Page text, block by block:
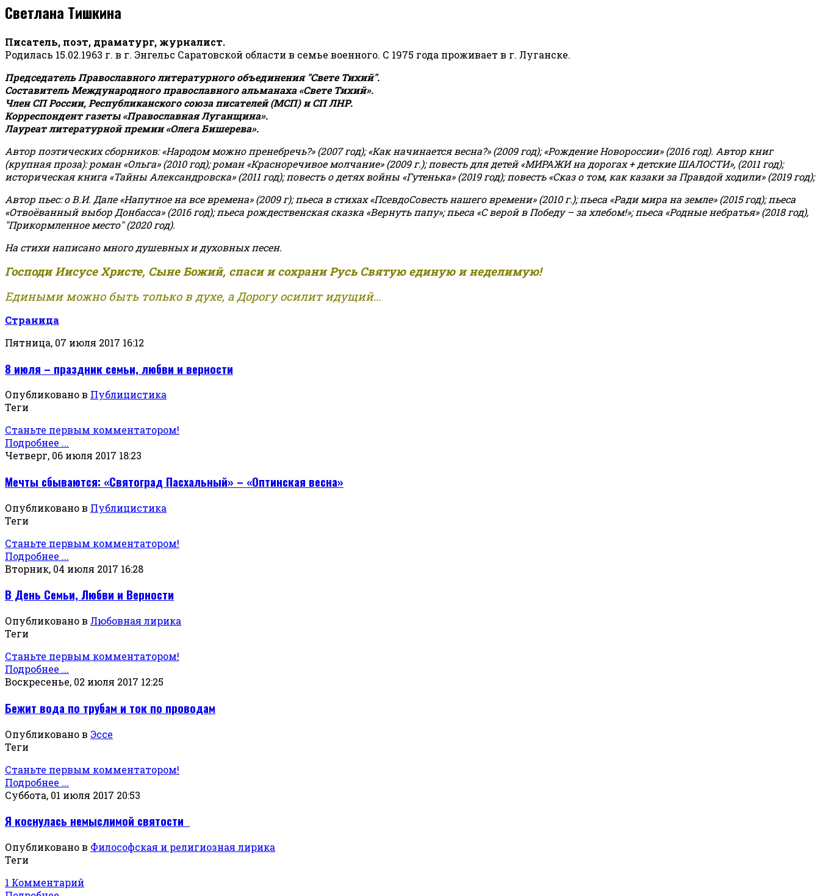
Светлана Тишкина
Писатель, поэт, драматург, журналист.
Родилась 15.02.1963 г. в г. Энгельс Саратовской области в семье военного. С 1975 года проживает в г. Луганске.
Председатель Православного литературного объединения "Свете Тихий".
Составитель Международного православного альманаха «Свете Тихий».
Член СП России, Республиканского союза писателей (МСП) и СП ЛНР.
Корреспондент газеты «Православная Луганщина».
Лауреат литературной премии «Олега Бишерева».
Автор поэтических сборников: «Народом можно пренебречь?» (2007 год); «Как начинается весна?» (2009 год); «Рождение Новороссии» (2016 год). Автор книг
(крупная проза): роман «Ольга» (2010 год); роман «Красноречивое молчание» (2009 г.); повесть для детей «МИРАЖИ на дорогах + детские ШАЛОСТИ», (2011 год);
историческая книга «Тайны Александровска» (2011 год); повесть о детях войны «Гутенька» (2019 год); повесть «Сказ о том, как казаки за Правдой ходили» (2019 год);
Автор пьес: о В.И. Дале «Напутное на все времена» (2009 г); пьеса в стихах «ПсевдоСовесть нашего времени» (2010 г.); пьеса «Ради мира на земле» (2015 год); пьеса
«Отвоёванный выбор Донбасса» (2016 год); пьеса рождественская сказка «Вернуть папу»; пьеса «С верой в Победу – за хлебом!»;пьеса «Родные небратья» (2018 год),
"Прикормленное место" (2020 год).
На стихи написано много душевных и духовных песен.
Господи Иисусе Христе, Сыне Божий, спаси и сохрани Русь Святую единую и неделимую!
Едиными можно быть только в духе, а Дорогу осилит идущий...
Страница
Пятница, 07 июля 2017 16:12
8 июля – праздник семьи, любви и верности
Опубликовано в Публицистика
Теги
Станьте первым комментатором!
Подробнее ...
Четверг, 06 июля 2017 18:23
Мечты сбываются: «Святоград Пасхальный» – «Оптинская весна»
Опубликовано в Публицистика
Теги
Станьте первым комментатором!
Подробнее ...
Вторник, 04 июля 2017 16:28
В День Семьи, Любви и Верности
Опубликовано в Любовная лирика
Теги
Станьте первым комментатором!
Подробнее ...
Воскресенье, 02 июля 2017 12:25
Бежит вода по трубам и ток по проводам
Опубликовано в Эссе
Теги
Станьте первым комментатором!
Подробнее ...
Суббота, 01 июля 2017 20:53
Я коснулась немыслимой святости
Опубликовано в Философская и религиозная лирика
Теги
1 Комментарий